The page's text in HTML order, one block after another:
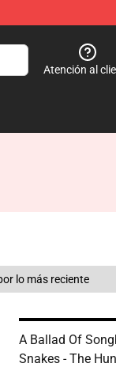
Atención al
A Ballad Of
Snakes - The